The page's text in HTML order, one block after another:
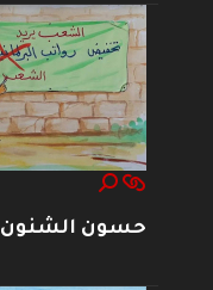
حسون الشنون